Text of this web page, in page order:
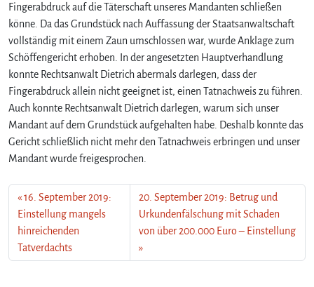
Fingerabdruck auf die Täterschaft unseres Mandanten schließen
könne. Da das Grundstück nach Auffassung der Staatsanwaltschaft
vollständig mit einem Zaun umschlossen war, wurde Anklage zum
Schöffengericht erhoben. In der angesetzten Hauptverhandlung
konnte Rechtsanwalt Dietrich abermals darlegen, dass der
Fingerabdruck allein nicht geeignet ist, einen Tatnachweis zu führen.
Auch konnte Rechtsanwalt Dietrich darlegen, warum sich unser
Mandant auf dem Grundstück aufgehalten habe. Deshalb konnte das
Gericht schließlich nicht mehr den Tatnachweis erbringen und unser
Mandant wurde freigesprochen.
16. September 2019:
Einstellung mangels
hinreichenden
Tatverdachts
20. September 2019: Betrug und
Urkundenfälschung mit Schaden
von über 200.000 Euro – Einstellung